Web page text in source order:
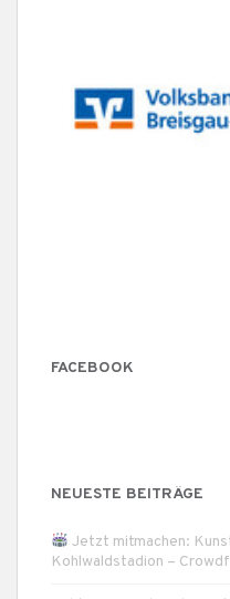
FACEBOOK
NEUESTE BEITRÄGE
Jetzt mitmachen:
Kohlwaldstadion –